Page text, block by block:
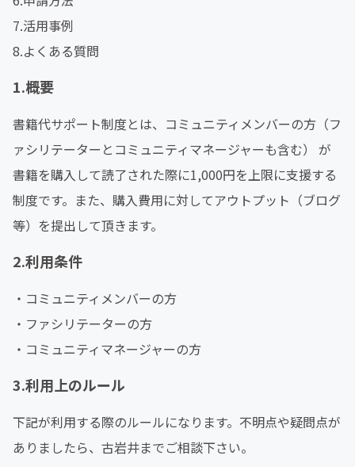
7.活用事例
8.よくある質問
1.概要
書籍代サポート制度とは、コミュニティメンバーの方（フ
ァシリテーターとコミュニティマネージャーも含む） が
書籍を購入して読了された際に1,000円を上限に支援する
制度です。また、購入費用に対してアウトプット（ブログ
等）を提出して頂きます。
2.利用条件
・コミュニティメンバーの方
・ファシリテーターの方
・コミュニティマネージャーの方
3.利用上のルール
下記が利用する際のルールになります。不明点や疑問点が
ありましたら、古岩井までご相談下さい。